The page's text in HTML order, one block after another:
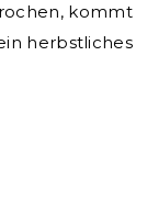
herbstliches